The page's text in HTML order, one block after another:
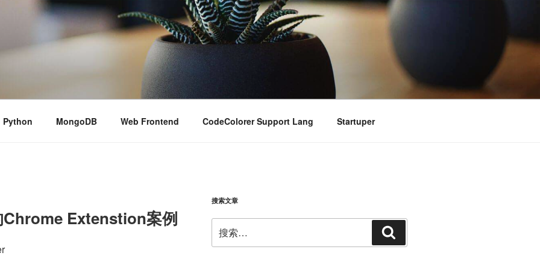
Python MongoDB Web Frontend CodeColorer Support Lang Startuper
Chrome Extenstion案例
搜索文章
索：
索